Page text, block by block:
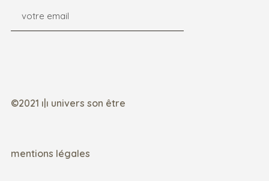
©2021 ı|ı univers son être
mentions légales